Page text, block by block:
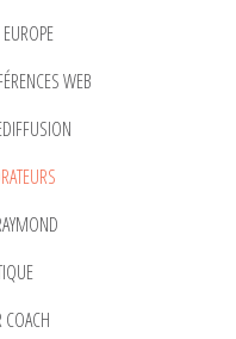
WEB
COACH